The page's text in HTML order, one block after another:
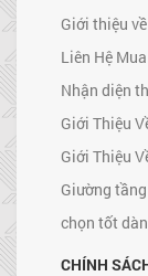
Giới thiệu
Liên Hệ
Nhận diện
Giới Thiệu
Giới Thiệu
Giường
chọn tốt
CHÍNH